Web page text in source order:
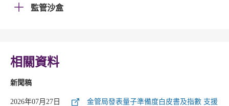
監管沙盒
相關資料
新聞稿
2026年07月27日
金管局發表量子準備度白皮書及指數 支援